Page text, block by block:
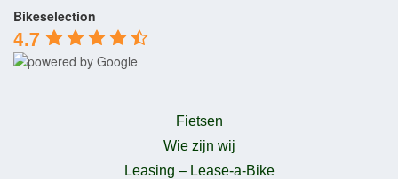
Bikeselection
4.7
Fietsen
Wie zijn wij
Leasing – Lease-a-Bike